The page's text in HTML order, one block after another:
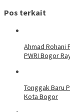
Pos terkait
Ahmad Rohani
PWRI Bogor
Tonggak Baru
Kota Bogor